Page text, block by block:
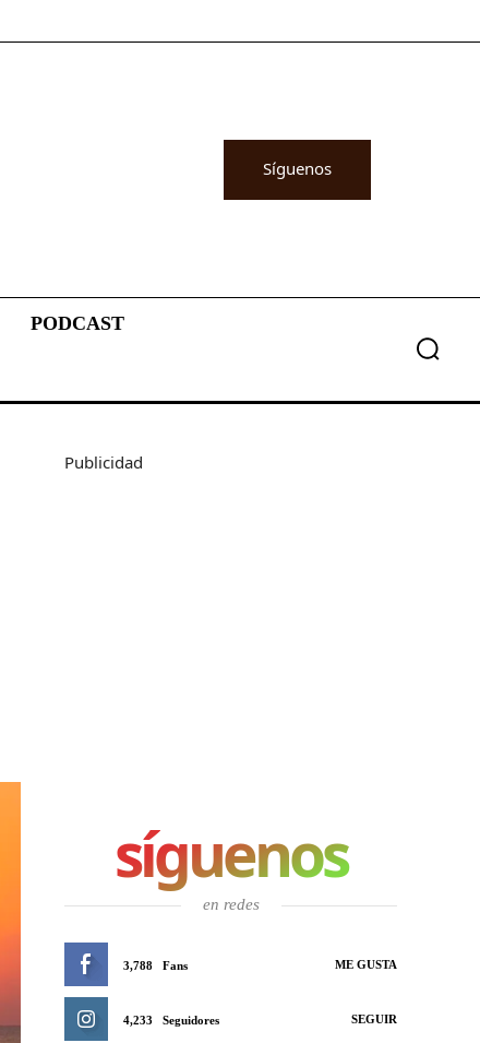
Síguenos
PODCAST
Publicidad
síguenos
en redes
3,788 Fans ME GUSTA
4,233 Seguidores SEGUIR